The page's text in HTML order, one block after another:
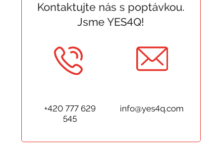
Kontaktujte nás s poptávkou.
Jsme YES4Q!
+420 777 629
545
info@yes4q.com